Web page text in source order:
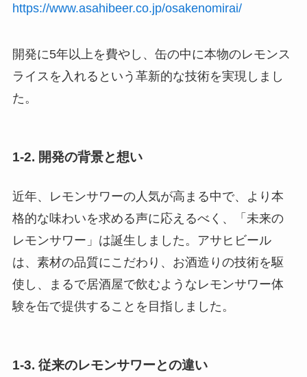
https://www.asahibeer.co.jp/osakenomirai/
開発に5年以上を費やし、缶の中に本物のレモンス
ライスを入れるという革新的な技術を実現しまし
た。
1-2. 開発の背景と想い
近年、レモンサワーの人気が高まる中で、より本
格的な味わいを求める声に応えるべく、「未来の
レモンサワー」は誕生しました。アサヒビール
は、素材の品質にこだわり、お酒造りの技術を駆
使し、まるで居酒屋で飲むようなレモンサワー体
験を缶で提供することを目指しました。
1-3. 従来のレモンサワーとの違い